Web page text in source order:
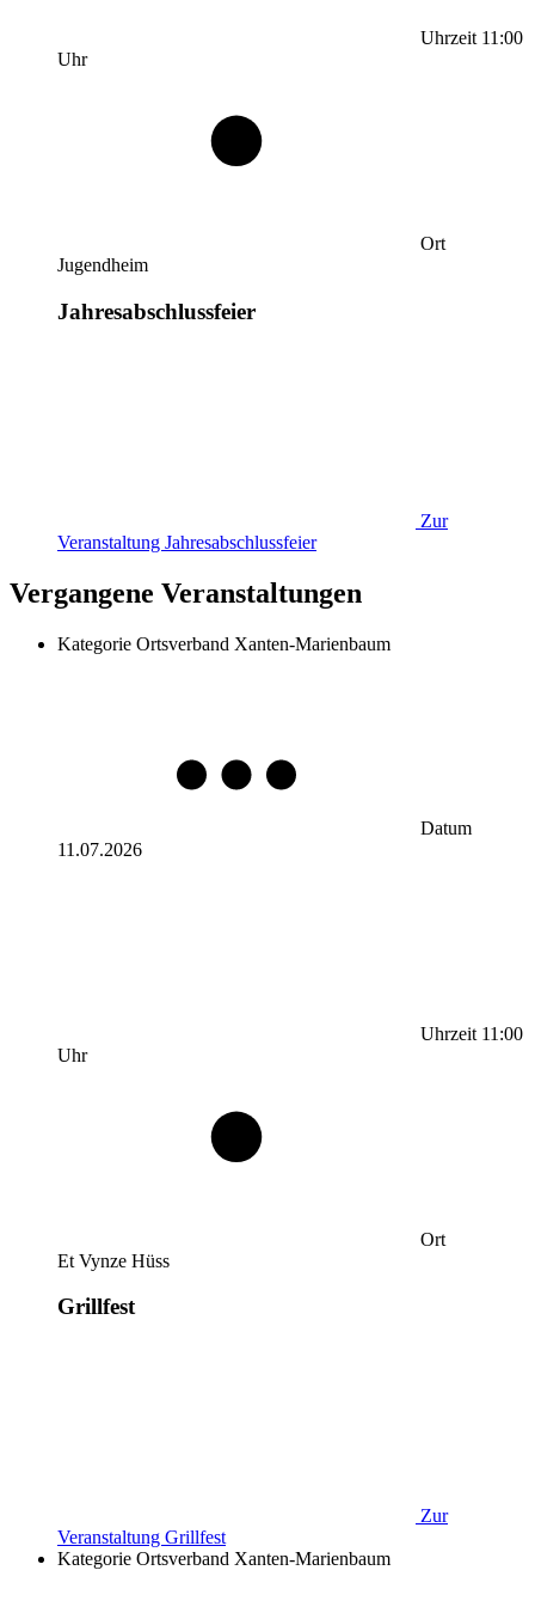
Uhrzeit 11:00
Uhr
Ort
Jugendheim
Jahresabschlussfeier
Zur
Veranstaltung Jahresabschlussfeier
Vergangene Veranstaltungen
Kategorie Ortsverband Xanten-Marienbaum
Datum
11.07.2026
Uhrzeit 11:00
Uhr
Ort
Et Vynze Hüss
Grillfest
Zur
Veranstaltung Grillfest
Kategorie Ortsverband Xanten-Marienbaum